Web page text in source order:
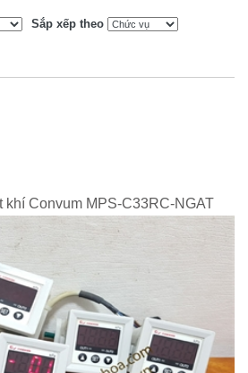
Sắp xếp theo
khí Convum MPS-C33RC-NGAT